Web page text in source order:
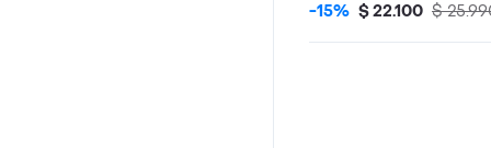
-15% $ 22.100 $